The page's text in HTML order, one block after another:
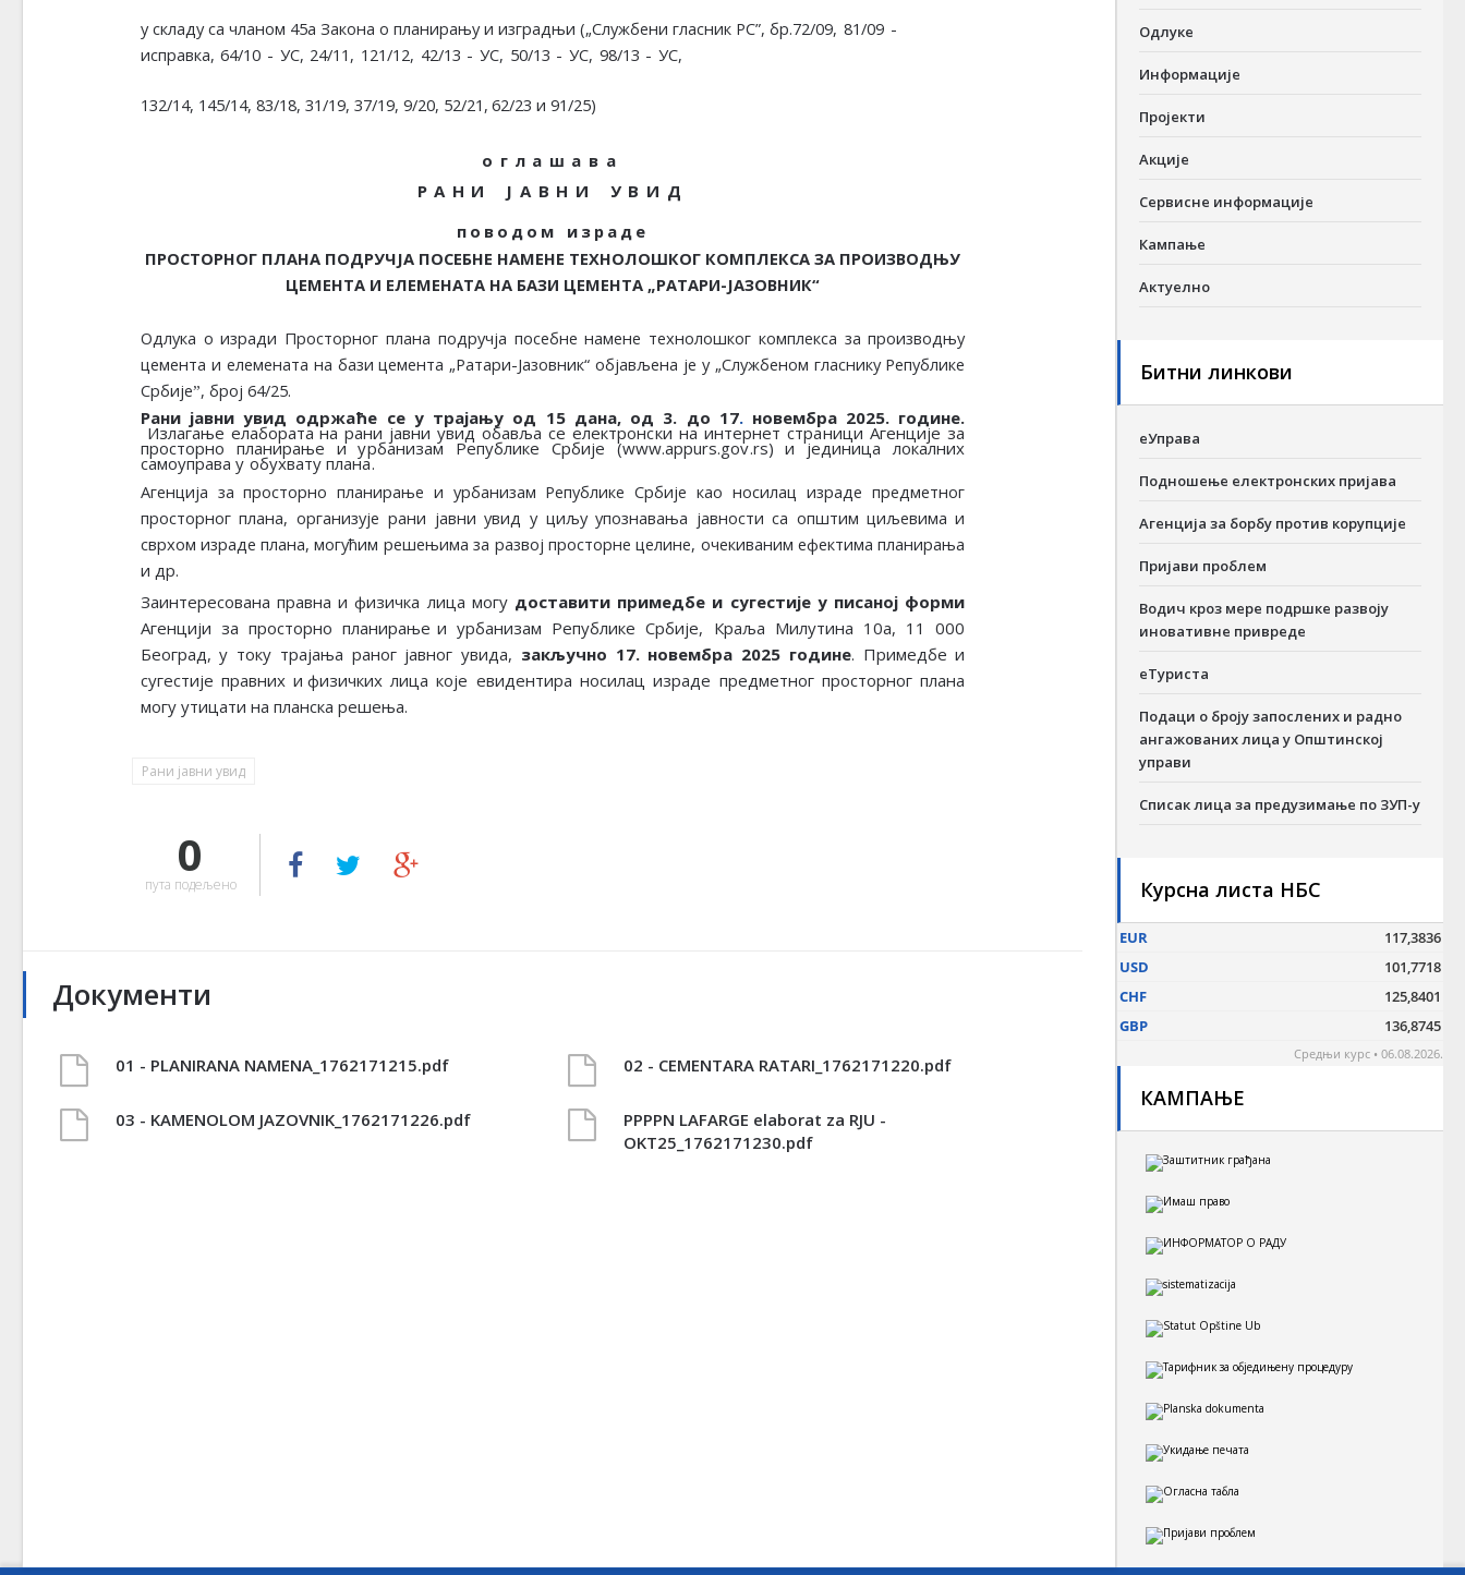
у складу са чланом 45а Закона о планирању и изградњи („Службени гласник РС”, бр.72/09, 81/09 -
исправка, 64/10 - УС, 24/11, 121/12, 42/13 - УС, 50/13 - УС, 98/13 - УС,
132/14, 145/14, 83/18, 31/19, 37/19, 9/20, 52/21 ,62/23и 91/25)
о г л а ш а в а
Р А Н И Ј А В Н И У В И Д
п о в о д о м и з р а д е
ПРОСТОРНОГ ПЛАНА ПОДРУЧЈА ПОСЕБНЕ НАМЕНЕ ТЕХНОЛОШКОГ КОМПЛЕКСА ЗА ПРОИЗВОДЊУ
ЦЕМЕНТА И ЕЛЕМЕНАТА НА БАЗИ ЦЕМЕНТА „РАТАРИ-ЈАЗОВНИК“
Одлука о изради Просторног плана подручја посебне намене технолошког комплекса за производњу
цемента и елемената на бази цемента „Ратари-Јазовник“ објављена је у „Службеном гласнику Републике
Србијеˮ, број 64/25.
Рани јавни увид одржаће се у трајању од 15 дана, од 3. до 17. новембра 2025. године.
Излагање елабората на рани јавни увид обавља се електронски на интернет страници Агенције за
просторно планирање и урбанизам Републике Србије (www.appurs.gov.rs) ијединица локалних
самоуправа у обухвату плана.
Агенција за просторно планирање и урбанизам Републике Србије као носилац израде предметног
просторног плана, организује рани јавни увид у циљу упознавања јавности са општим циљевима и
сврхом израде плана, могућим решењима за развој просторне целине, очекиваним ефектима планирања
и др.
Заинтересована правна и физичка лица могу доставити примедбе и сугестије у писаној форми
Агенцији за просторно планирање и урбанизам Републике Србије, Краља Милутина 10а, 11 000
Београд, у току трајања раног јавног увида, закључно 17. новембра 2025 године. Примедбе и
сугестије правних ифизичких лица које евидентира носилац израде предметног просторног плана
могу утицати на планска решења.
Рани јавни увид
0
пута подељено
Документи
01 - PLANIRANA NAMENA_1762171215.pdf 02 - CEMENTARA RATARI_1762171220.pdf
03 - KAMENOLOM JAZOVNIK_1762171226.pdf
PPPPN LAFARGE elaborat za RJU -
OKT25_1762171230.pdf
Одлуке
Информације
Пројекти
Акције
Сервисне информације
Кампање
Актуелно
Битни линкови
еУправа
Подношење електронских пријава
Агенција за борбу против корупције
Пријави проблем
Водич кроз мере подршке развоју
иновативне привреде
еТуриста
Подаци о броју запослених и радно
ангажованих лица у Општинској
управи
Списак лица за предузимање по ЗУП-у
Курсна листа НБС
КАМПАЊЕ